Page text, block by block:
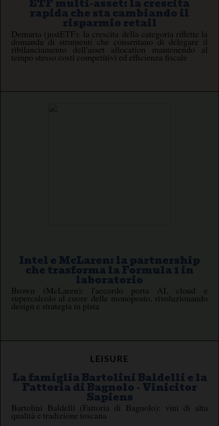
ETF multi-asset: la crescita
rapida che sta cambiando il
risparmio retail
Demaria (justETF): la crescita della categoria riflette la
domanda di strumenti che consentano di delegare il
ribilanciamento dell'asset allocation mantenendo al
tempo stesso costi competitivi ed efficienza fiscale
Intel e McLaren: la partnership
che trasforma la Formula 1 in
laboratorio
Brown (McLaren): l'accordo porta AI, cloud e
supercalcolo al cuore delle monoposto, rivoluzionando
design e strategia in pista
LEISURE
La famiglia Bartolini Baldelli e la
Fattoria di Bagnolo - Vinicitor
Sapiens
Bartolini Baldelli (Fattoria di Bagnolo): vini di alta
qualità e tradizione toscana